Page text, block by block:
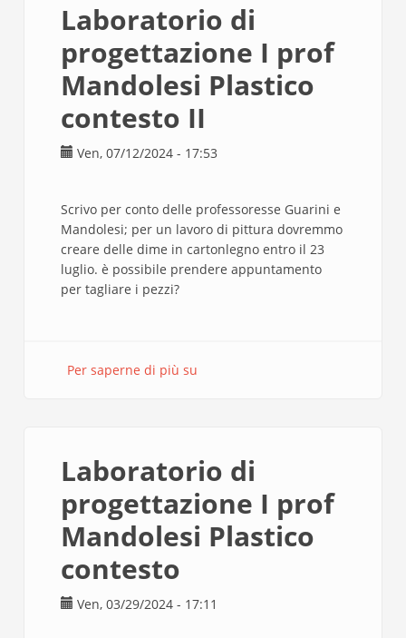
Mandolesi
Plastico
contesto
II
Laboratorio di
progettazione I prof
Mandolesi Plastico
contesto II
Ven, 07/12/2024 - 17:53
Scrivo per conto delle professoresse Guarini e
Mandolesi; per un lavoro di pittura dovremmo
creare delle dime in cartonlegno entro il 23
luglio. è possibile prendere appuntamento
per tagliare i pezzi?
Per saperne di più su
Mandolesi
Plastico
contesto
II
Laboratorio di
progettazione I prof
Mandolesi Plastico
contesto
Ven, 03/29/2024 - 17:11